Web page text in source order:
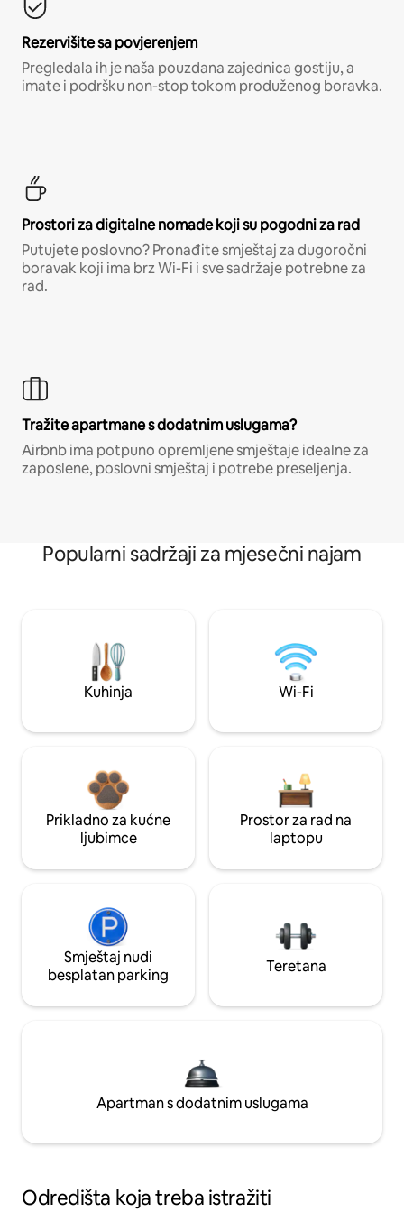
Rezervišite sa povjerenjem
Pregledala ih je naša pouzdana zajednica gostiju, a
imate i podršku non-stop tokom produženog boravka.
Prostori za digitalne nomade koji su pogodni za rad
Putujete poslovno? Pronađite smještaj za dugoročni
boravak koji ima brz Wi-Fi i sve sadržaje potrebne za
rad.
Tražite apartmane s dodatnim uslugama?
Airbnb ima potpuno opremljene smještaje idealne za
zaposlene, poslovni smještaj i potrebe preseljenja.
Popularni sadržaji za mjesečni najam
Kuhinja Wi-Fi
Prikladno za kućne
ljubimce
Prostor za rad na
laptopu
Smještaj nudi
besplatan parking
Teretana
Apartman s dodatnim uslugama
Odredišta koja treba istražiti